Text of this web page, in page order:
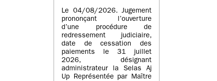
Le 04/08/2026. Jugement
prononçant l’ouverture
d’une procédure de
redressement judiciaire,
date de cessation des
paiements le 31 juillet
2026, désignant
administrateur la Selas Aj
Up Représentée par Maître